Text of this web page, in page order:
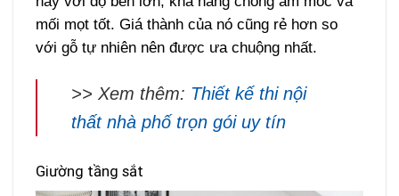
mối mọt tốt. Giá thành của nó cũng rẻ hơn so
với gỗ tự nhiên nên được ưa chuộng nhất.
>> Xem thêm: Thiết kế thi nội
thất nhà phố trọn gói uy tín
Giường tầng sắt